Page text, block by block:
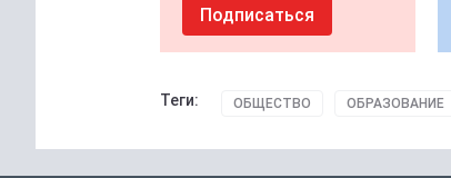
Подписаться
Теги: ОБЩЕСТВО ОБРАЗОВАНИЕ